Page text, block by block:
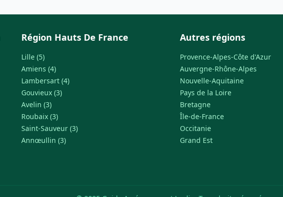
Région Hauts De France
Lille (5)
Amiens (4)
Lambersart (4)
Gouvieux (3)
Avelin (3)
Roubaix (3)
Saint-Sauveur (3)
Annœullin (3)
Autres régions
Provence-Alpes-Côte d'Azur
Auvergne-Rhône-Alpes
Nouvelle-Aquitaine
Pays de la Loire
Bretagne
Île-de-France
Occitanie
Grand Est